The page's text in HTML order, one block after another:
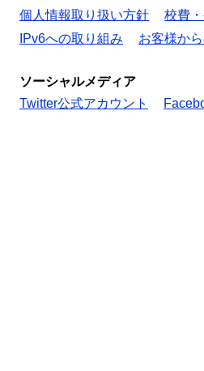
個人情報取り扱い方針
校費
IPv6への取り組み
お客様か
ソーシャルメディア
Twitter公式アカウント